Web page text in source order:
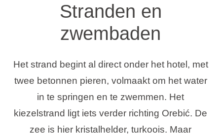
Stranden en
zwembaden
Het strand begint al direct onder het hotel, met
twee betonnen pieren, volmaakt om het water
in te springen en te zwemmen. Het
kiezelstrand ligt iets verder richting Orebić. De
zee is hier kristalhelder, turkoois. Maar